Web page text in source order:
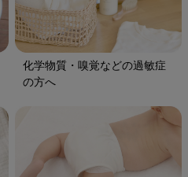
化学物質・嗅覚などの過敏症
の方へ